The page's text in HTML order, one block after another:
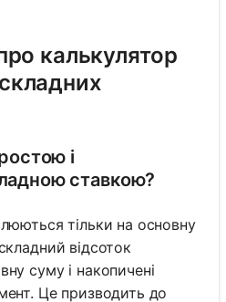
калькулятор
і
ставкою?
тільки на основну
відсоток
суму і накопичені
Це призводить до